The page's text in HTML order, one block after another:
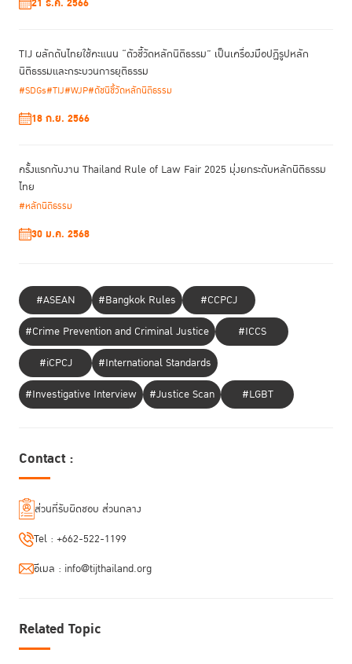
ต้องขังล้นเรือนจำได้อย่างมีประสิทธิภาพในระยะยาว โดยประเทศไทย ผู้ต้องขัง
“องค์ประกอบที่สำคัญของการปฏิรูปกระบวนการยุติธรรมทางอาญา อยู่ที่
การจัดลำคับความสำคัญในการลงทุนเพื่อให้เกิดการแก้ไขฟื้นฟูผู้กระทำผิด
มาตรการทางเลือกอื่นๆแทนการคุมขัง ที่อาจเหมาะสมกว่าในการแก้ไขฟื้นฟู
ระหว่างร่วมเสวนา
ส่วนแนวปฏิบัติที่ดีในการตอบโต้ต่อการแพร่ระบาดของโควิด-19 ในเรือนจำ ที่
ความเสี่ยงที่คนภายนอกจะนำเชื้อเข้าสู่เรือนจำได้ และเป็นแนวทางที่ดีกว่าการ
ได้พบญาติเช่นเดิม
ส่วนประเด็นที่ถูกพูดถึงมาก คือ“การฉีดวัคซีนให้กับผู้ต้องขัง” ซึ่งขณะนี้มี
มากกว่า 13ประเทศ โดยเฉพาะในแถบยุโรป ที่กำหนดให้ ผู้ต้องขังในเรือนจำ
เป็นกลุ่มที่มีความสำคัญลำดับแรกๆที่จะได้รับวัคซีนก่อน เพราะถือเป็นกลุ่ม
เสี่ยงสูง แต่ก็มีอีกหลายประเทศ ที่ยังใช้อคติจากการมองว่า เป็นกลุ่มผู้กระทำ
ความผิด จึงจัดลำดับความสำคัญของผู้ต้องขังไว้ในลำดับท้ายๆของผู้ที่จะได้รับ
วัคซีน
“เจ้าหน้าที่ราชทัณฑ์”
TIJ ผลักดันไทยใช้คะแนน “ตัวชี้วัดหลักนิติธรรม” เป็นเครื่องมือปฏิรูปหลัก
นิติธรรมและกระบวนการยุติธรรม
#SDGs#TIJ#WJP#ดัชนีชี้วัดหลักนิติธรรม
18 ก.ย. 2566
ครั้งแรกกับงาน Thailand Rule of Law Fair 2025 มุ่งยกระดับหลักนิติธรรม
ไทย
#หลักนิติธรรม
30 ม.ค. 2568
#ASEAN #Bangkok Rules
#CCPCJ
#Crime Prevention and Criminal Justice
#ICCS
#iCPCJ
#International Standards
#Investigative Interview
#Justice Scan #LGBT
Contact :
ส่วนที่รับผิดชอบ ส่วนกลาง
Tel : +662-522-1199
อีเมล : info@tijthailand.org
Related Topic